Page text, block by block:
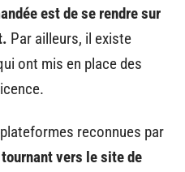
est de se rendre sur
Par ailleurs, il existe
ont mis en place des
reconnues par
vers le site de